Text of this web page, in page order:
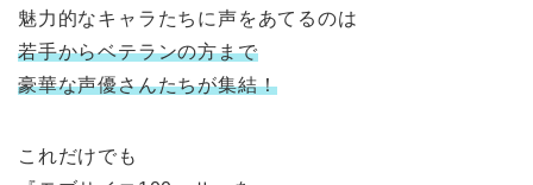
魅力的なキャラたちに声をあてるのは
若手からベテランの方まで
豪華な声優さんたちが集結！
これだけでも